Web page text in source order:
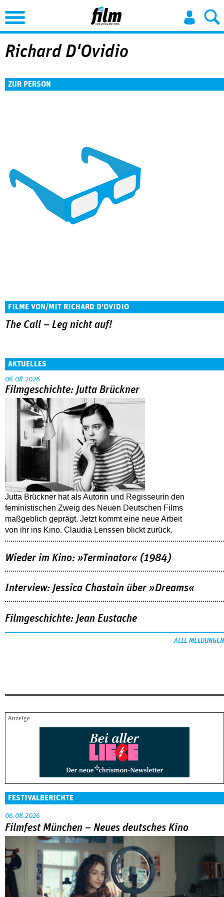
Jump to Navigation
Richard D'Ovidio
ZUR PERSON
FILME VON/MIT RICHARD D'OVIDIO
The Call – Leg nicht auf!
AKTUELLES
06.08.2026
Filmgeschichte: Jutta Brückner
Jutta Brückner hat als Autorin und Regisseurin den
feministischen Zweig des Neuen Deutschen Films
maßgeblich geprägt. Jetzt kommt eine neue Arbeit
von ihr ins Kino. Claudia Lenssen blickt zurück.
Wieder im Kino: »Terminator« (1984)
Interview: Jessica Chastain über »Dreams«
Filmgeschichte: Jean Eustache
ALLE MELDUNGEN
FESTIVALBERICHTE
06.08.2026
Filmfest München – Neues deutsches Kino